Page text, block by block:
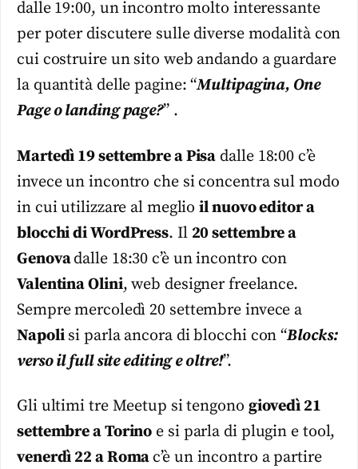
dalle 19:00, un incontro molto interessante
per poter discutere sulle diverse modalità con
cui costruire un sito web andando a guardare
la quantità delle pagine: “Multipagina, One
Page o landing page?” .
Martedì 19 settembre a Pisa dalle 18:00 c’è
invece un incontro che si concentra sul modo
in cui utilizzare al meglioil nuovo editor a
blocchi di WordPress. Il 20 settembre a
Genovadalle 18:30 c’è un incontro con
Valentina Olini, web designer freelance.
Sempre mercoledì 20 settembre invece a
Napolisi parla ancora di blocchi con “Blocks:
verso il full site editing e oltre!”.
Gli ultimi tre Meetup si tengono giovedì 21
settembre a Torino e si parla di plugin e tool,
venerdì 22 a Romac’è un incontro a partire